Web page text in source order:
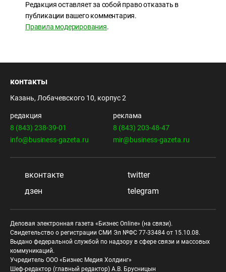
Редакция оставляет за собой право отказать в
публикации вашего комментария.
Правила модерирования.
контакты
Казань, Лобачевского 10, корпус 2
редакция
8 (843) 238-39-01
info@business-gazeta.ru
реклама
8 (843) 203-48-47
mir@business-gazeta.ru
вконтакте
twitter
дзен
telegram
Деловая электронная газета «Бизнес Online» (на связи).
Свидетельство о регистрации СМИ Эл №ФС 77-33484 от 15.10.08.
Выдано федеральной службой по надзору в сфере связи и массовых
коммуникаций.
Учредитель ООО «Бизнес Медия Холдинг»
Шеф-редактор (главный редактор) А.В. Брусницын